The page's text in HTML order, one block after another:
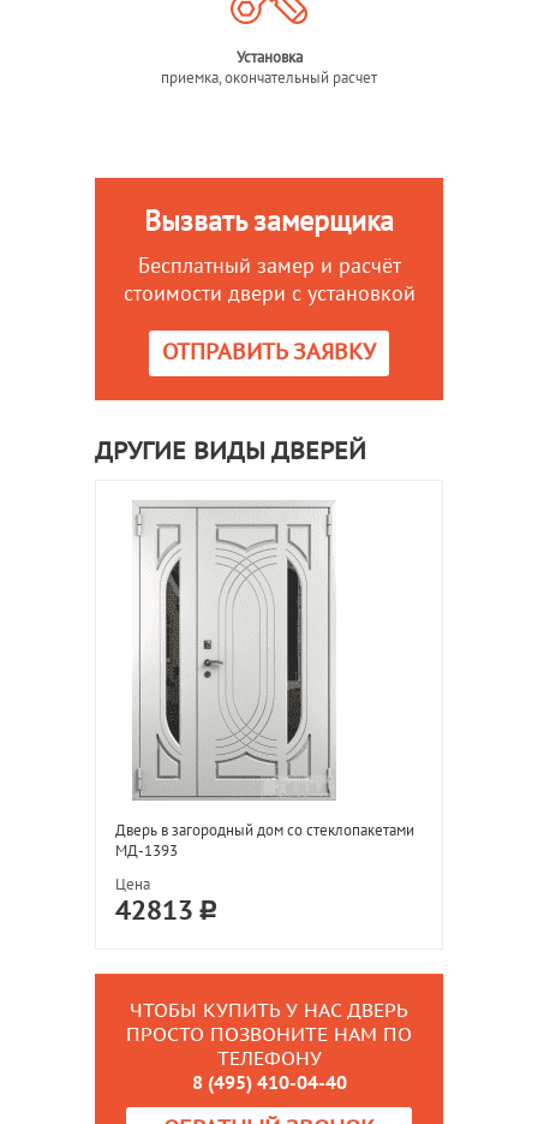
Установка
приемка, окончательный расчет
Вызвать замерщика
Бесплатный замер и расчёт
стоимости двери с установкой
ОТПРАВИТЬ ЗАЯВКУ
ДРУГИЕ ВИДЫ ДВЕРЕЙ
Дверь в загородный дом со стеклопакетами
МД-1393
Цена
42813
ЧТОБЫ КУПИТЬ У НАС ДВЕРЬ
ПРОСТО ПОЗВОНИТЕ НАМ ПО
ТЕЛЕФОНУ
8 (495) 410-04-40